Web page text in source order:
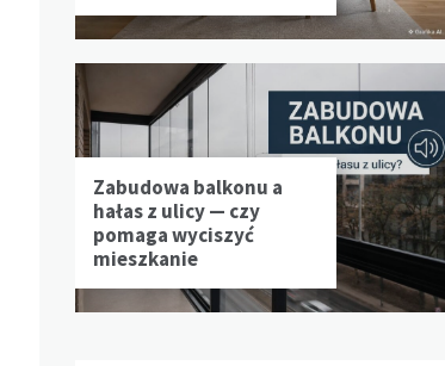
Zabudowa balkonu a
hałas z ulicy — czy
pomaga wyciszyć
mieszkanie